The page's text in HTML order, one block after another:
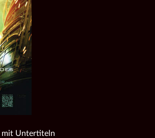
mit Untertiteln